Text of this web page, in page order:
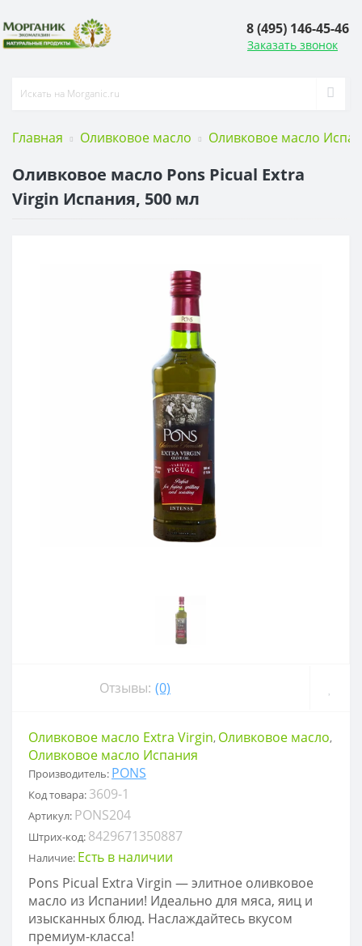
8 (495) 146-45-46
Заказать звонок
Главная Оливковое масло Оливковое масло
Оливковое масло Pons Picual Extra
Virgin Испания, 500 мл
Отзывы: (0)
Оливковое масло Extra Virgin, Оливковое масло,
Оливковое масло Испания
Производитель: PONS
Код товара: 3609-1
Артикул: PONS204
Штрих-код: 8429671350887
Наличие: Есть в наличии
Pons Picual Extra Virgin — элитное оливковое
масло из Испании! Идеально для мяса, яиц и
изысканных блюд. Наслаждайтесь вкусом
премиум-класса!